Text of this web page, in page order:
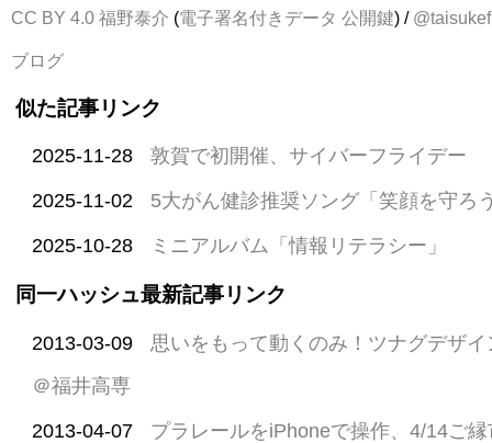
CC BY 4.0 福野泰介 (電子署名付きデータ 公開鍵) / @taisukef
ブログ
似た記事リンク
2025-11-28 敦賀で初開催、サイバーフライデー
2025-11-02 5大がん健診推奨ソング「笑顔を守ろ
2025-10-28 ミニアルバム「情報リテラシー」
同一ハッシュ最新記事リンク
2013-03-09
思いをもって動くのみ！ツナグデザ
＠福井高専
2013-04-07 プラレールをiPhoneで操作、4/14ご